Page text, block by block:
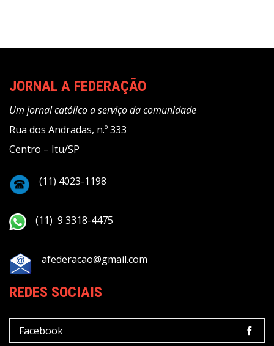
JORNAL A FEDERAÇÃO
Um jornal católico a serviço da comunidade
Rua dos Andradas, n.º 333
Centro – Itu/SP
(11) 4023-1198
(11) 9 3318-4475
afederacao@gmail.com
REDES SOCIAIS
Facebook